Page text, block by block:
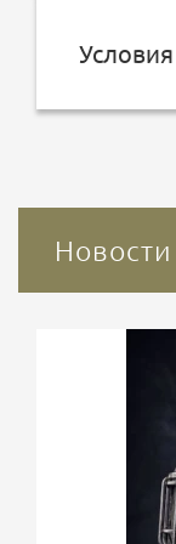
Новости